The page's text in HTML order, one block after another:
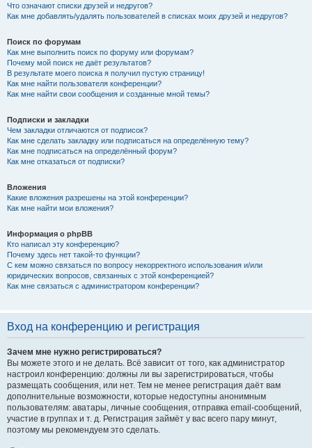
Что означают списки друзей и недругов?
Как мне добавлять/удалять пользователей в списках моих друзей и недругов?
Поиск по форумам
Как мне выполнить поиск по форуму или форумам?
Почему мой поиск не даёт результатов?
В результате моего поиска я получил пустую страницу!
Как мне найти пользователя конференции?
Как мне найти свои сообщения и созданные мной темы?
Подписки и закладки
Чем закладки отличаются от подписок?
Как мне сделать закладку или подписаться на определённую тему?
Как мне подписаться на определённый форум?
Как мне отказаться от подписки?
Вложения
Какие вложения разрешены на этой конференции?
Как мне найти мои вложения?
Информация о phpBB
Кто написал эту конференцию?
Почему здесь нет такой-то функции?
С кем можно связаться по вопросу некорректного использования и/или
юридических вопросов, связанных с этой конференцией?
Как мне связаться с администратором конференции?
Вход на конференцию и регистрация
Зачем мне нужно регистрироваться?
Вы можете этого и не делать. Всё зависит от того, как администратор
настроил конференцию: должны ли вы зарегистрироваться, чтобы
размещать сообщения, или нет. Тем не менее регистрация даёт вам
дополнительные возможности, которые недоступны анонимным
пользователям: аватары, личные сообщения, отправка email-сообщений,
участие в группах и т. д. Регистрация займёт у вас всего пару минут,
поэтому мы рекомендуем это сделать.